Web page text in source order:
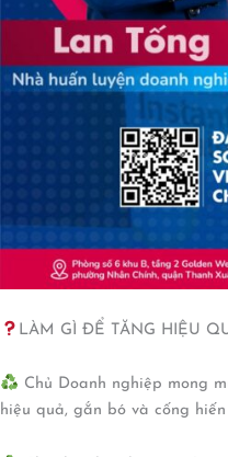
LÀM GÌ ĐỂ TĂNG HIỆU
Chủ Doanh nghiệp mong
hiệu quả, gắn bó và cống